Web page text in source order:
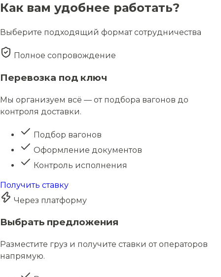
Как вам удобнее работать?
Выберите подходящий формат сотрудничества
Полное сопровождение
Перевозка под ключ
Мы организуем всё — от подбора вагонов до
контроля доставки.
Подбор вагонов
Оформление документов
Контроль исполнения
Получить ставку
Через платформу
Выбрать предложения
Разместите груз и получите ставки от операторов
напрямую.